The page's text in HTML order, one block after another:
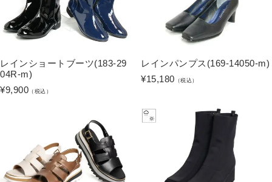
レインショートブーツ(183-29
04R-m)
¥9,900 （税込）
レインパンプス(169-14050-m)
¥15,180 （税込）